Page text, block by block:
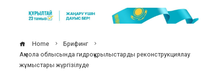
Home
Брифинг
Ақмола облысында гидроқұрылыстарды реконструкциялау
жұмыстары жүргізілуде